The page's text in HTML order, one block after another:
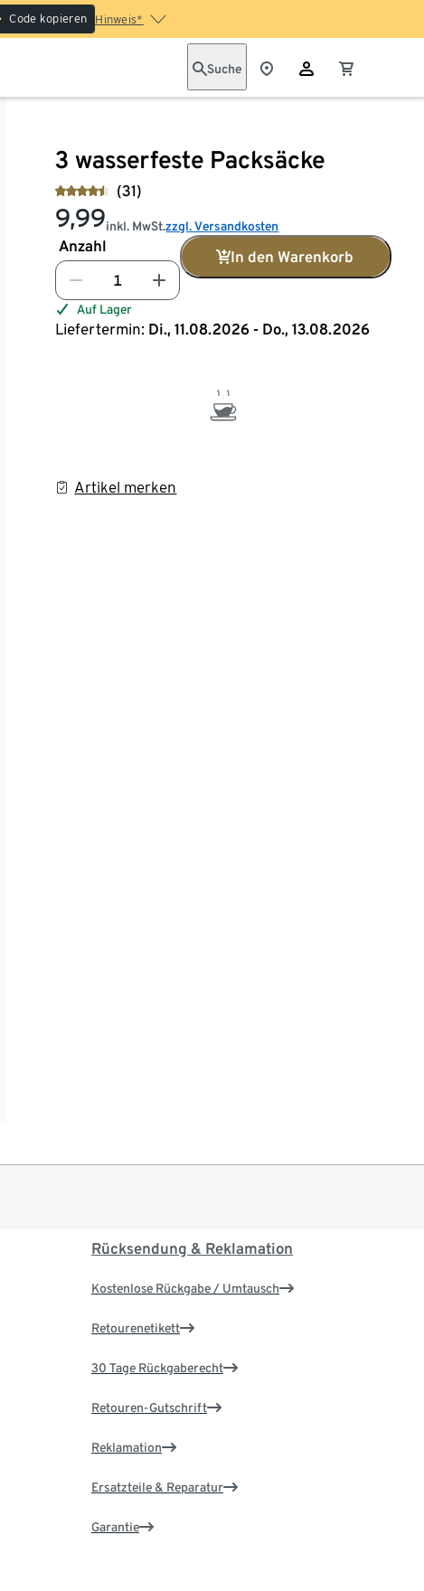
Code kopieren Hinweis*
Suche
3 wasserfeste Packsäcke
(31)
9,99inkl. MwSt.zzgl. Versandkosten
Anzahl
In den Warenkorb
Auf Lager
Liefertermin: Di., 11.08.2026 - Do., 13.08.2026
Artikel merken
Rücksendung & Reklamation
Kostenlose Rückgabe / Umtausch
Retourenetikett
30 Tage Rückgaberecht
Retouren-Gutschrift
Reklamation
Ersatzteile & Reparatur
Garantie